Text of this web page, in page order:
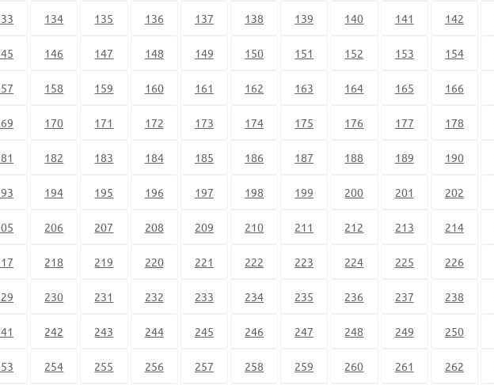
134 135 136 137 138 139 140 141 142
146 147 148 149 150 151 152 153 154
158 159 160 161 162 163 164 165 166
170 171 172 173 174 175 176 177 178
182 183 184 185 186 187 188 189 190
194 195 196 197 198 199 200 201 202
206 207 208 209 210 211 212 213 214
218 219 220 221 222 223 224 225 226
230 231 232 233 234 235 236 237 238
242 243 244 245 246 247 248 249 250
254 255 256 257 258 259 260 261 262